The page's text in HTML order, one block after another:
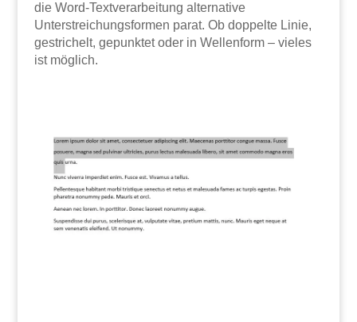
die Word-Textverarbeitung alternative
Unterstreichungsformen parat. Ob doppelte Linie,
gestrichelt, gepunktet oder in Wellenform – vieles
ist möglich.